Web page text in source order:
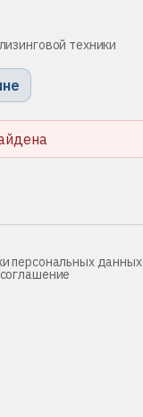
техники
персональных данных